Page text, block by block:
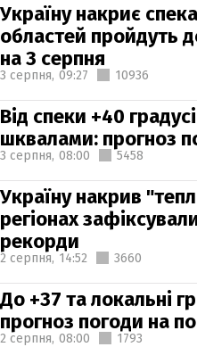
Україну накриє
областей пройдуть
на 3 серпня
3 серпня, 09:27 10936
Від спеки +40
шквалами: прогноз
3 серпня, 08:00 5458
Україну накрив
регіонах
рекорди
2 серпня, 14:52 3660
До +37 та локальні
прогноз погоди на
2 серпня, 08:00 1793